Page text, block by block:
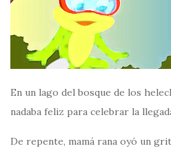
En un lago del bosque de los
nadaba feliz para celebrar la
De repente, mamá rana oyó un